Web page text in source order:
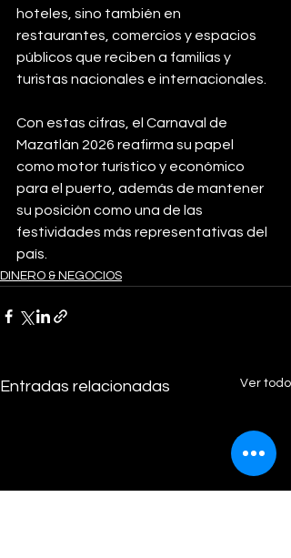
hoteles, sino también en
restaurantes, comercios y espacios
públicos que reciben a familias y
turistas nacionales e internacionales.
Con estas cifras, el Carnaval de
Mazatlán 2026 reafirma su papel
como motor turístico y económico
para el puerto, además de mantener
su posición como una de las
festividades más representativas del
país.
DINERO & NEGOCIOS
Entradas relacionadas Ver todo